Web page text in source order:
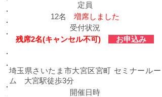
定員
12名 増席しました
受付状況
残席2名(キャンセル不可)
お申込み
埼玉県さいたま市大宮区宮町 セミナールー
ム 大宮駅徒歩3分
​開催日時